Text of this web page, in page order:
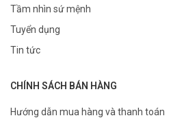
Tầm nhìn sứ mệnh
Tuyển dụng
Tin tức
CHÍNH SÁCH BÁN HÀNG
Hướng dẫn mua hàng và thanh toán